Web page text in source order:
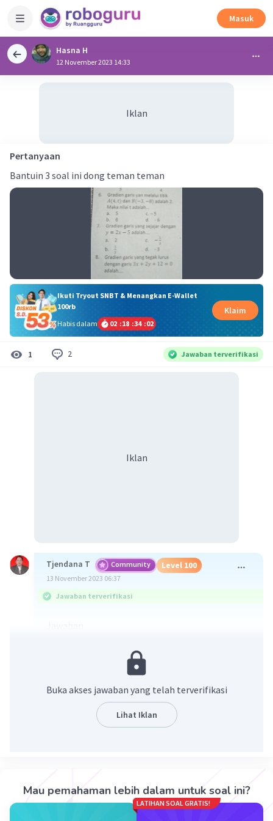
Masuk
Hasna H
12 November 2023 14:33
Iklan
Pertanyaan
Bantuin 3 soal ini dong teman teman
Ikuti Tryout SNBT & Menangkan E-Wallet
100rb
Habis dalam
02 :18 :34 :02
Klaim
1 2 Jawaban terverifikasi
Iklan
Tjendana T Community Level 100
13 November 2023 06:37
Jawaban terverifikasi
Pembahasan
Gradien dari 2 buah titik, memiliki rumus:
<=> -14 = -8 - t
<=> t = 6
Buka akses jawaban yang telah terverifikasi
Lihat Iklan
Mau pemahaman lebih dalam untuk soal ini?
LATIHAN SOAL GRATIS!